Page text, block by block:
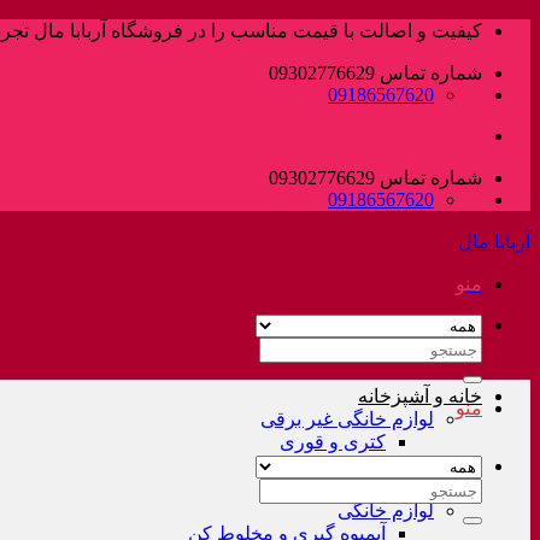
پرش
محتوا
کیفیت و اصالت با قیمت مناسب را در فروشگاه آربابا مال
شماره تماس 09302776629
09186567620
شماره تماس 09302776629
09186567620
آربابا مال
منو
جستجو
خانه و آشپزخانه
لوازم خانگی غیر برقی
کتری و قوری
لوازم خانگی
آبمیوه گیری و مخلوط کن
منو
جستجو
برای: